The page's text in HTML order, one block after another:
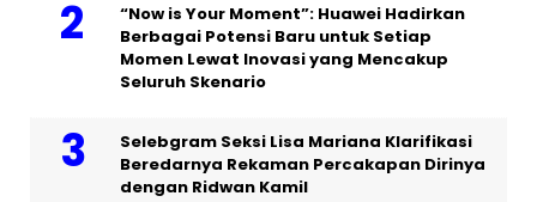
“Now is Your Moment”: Huawei Hadirkan
Berbagai Potensi Baru untuk Setiap
Momen Lewat Inovasi yang Mencakup
Seluruh Skenario
Selebgram Seksi Lisa Mariana Klarifikasi
Beredarnya Rekaman Percakapan Dirinya
dengan Ridwan Kamil